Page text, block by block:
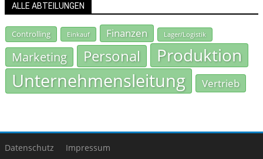
ALLE ABTEILUNGEN
Controlling Einkauf Finanzen Lager/Logistik
Marketing Personal Produktion
Unternehmensleitung Vertrieb
Datenschutz Impressum